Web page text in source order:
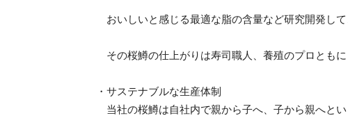
おいしいと感じる最適な脂の含量など研究開発して
その桜鱒の仕上がりは寿司職人、養殖のプロとも
・サステナブルな生産体制
当社の桜鱒は自社内で親から子へ、子から親へとい